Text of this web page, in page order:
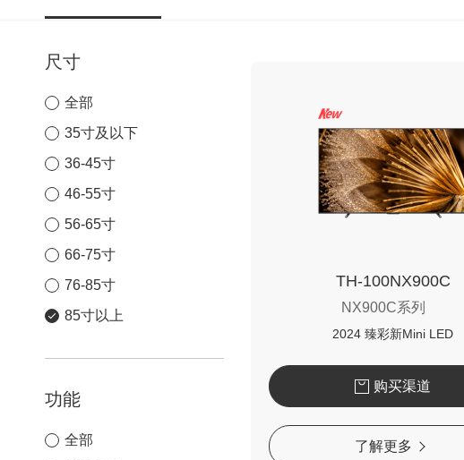
尺寸
全部
35寸及以下
36-45寸
46-55寸
56-65寸
66-75寸
76-85寸
85寸以上
功能
全部
TH-100NX900C
NX900C系列
2024 臻彩新Mini LED
购买渠道
了解更多